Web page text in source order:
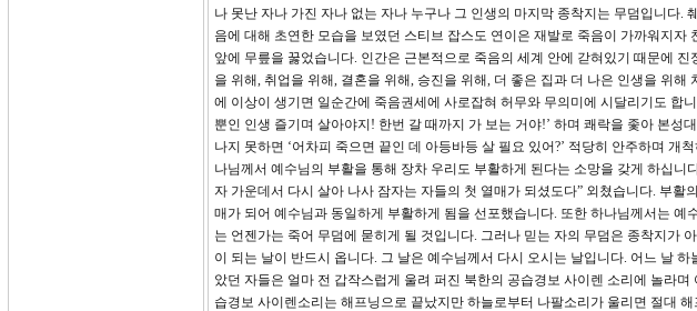
나 못난 자나 가진 자나 없는 자나 누구나 그 인생의 마지막 종착지는 무덤입니다.
음에 대해 초연한 모습을 보였던 스티브 잡스도 연이은 재발로 죽음이 가까워지
앞에 무릎을 꿇었습니다. 인간은 근본적으로 죽음의 세계 안에 갇혀있기 때문에
을 위해, 취업을 위해, 결혼을 위해, 승진을 위해, 더 좋은 집과 더 나은 인생을 위
에 이상이 생기면 일순간에 죽음권세에 사로잡혀 허무와 무의미에 시달리기도 합
뿐인 인생 즐기며 살아야지! 한번 갈 때까지 가 보는 거야!’ 하며 쾌락을 좇아 본성
나지 못하면 ‘어차피 죽으면 끝인 데 아등바등 살 필요 있어?’ 적당히 안주하며 개
나님께서 예수님의 부활을 통해 장차 우리도 부활하게 된다는 소망을 갖게 하십니
자 가운데서 다시 살아 나사 잠자는 자들의 첫 열매가 되셨도다” 외쳤습니다. 부활
매가 되어 예수님과 동일하게 부활하게 됨을 선포했습니다. 또한 하나님께서는 예
는 언젠가는 죽어 무덤에 묻히게 될 것입니다. 그러나 믿는 자의 무덤은 종착지가
이 되는 날이 반드시 옵니다. 그 날은 예수님께서 다시 오시는 날입니다. 어느 날
았던 자들은 얼마 전 갑작스럽게 울려 퍼진 북한의 공습경보 사이렌 소리에 놀라
습경보 사이렌소리는 해프닝으로 끝났지만 하늘로부터 나팔소리가 울리면 절대